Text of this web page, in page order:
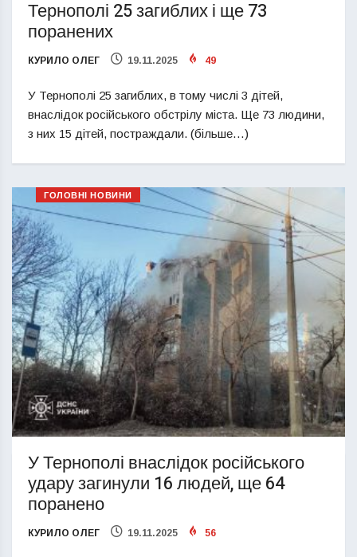
Тернополі 25 загиблих і ще 73
поранених
КУРИЛО ОЛЕГ 19.11.2025 49
У Тернополі 25 загиблих, в тому числі 3 дітей,
внаслідок російського обстрілу міста. Ще 73 людини,
з них 15 дітей, постраждали. (більше…)
ГОЛОВНІ НОВИНИ
У Тернополі внаслідок російського
удару загинули 16 людей, ще 64
поранено
КУРИЛО ОЛЕГ 19.11.2025 56